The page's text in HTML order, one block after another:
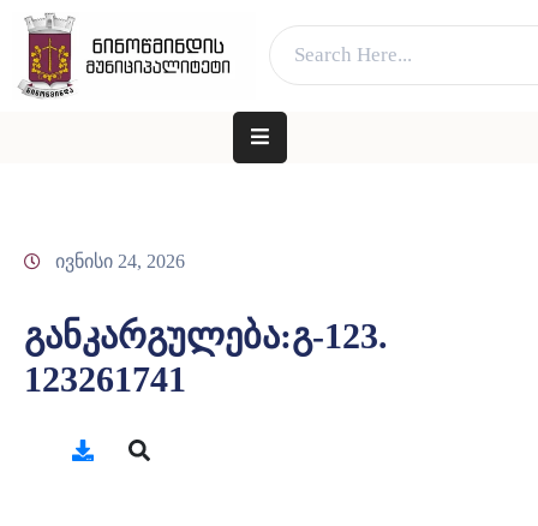
ᲛᲗᲐᲕᲐᲠᲘ
ᲐᲓᲒᲘᲚᲝᲑᲠᲘᲕᲘ
ᲛᲔᲠᲘᲐ
ᲓᲐ
ᲛᲝᲥᲐᲚᲐᲥᲔᲡ
ივნისი 24, 2026
განკარგულება:გ-123.
123261741
ვებ გვერდი მუშაობს სატესტო რეჟიმში